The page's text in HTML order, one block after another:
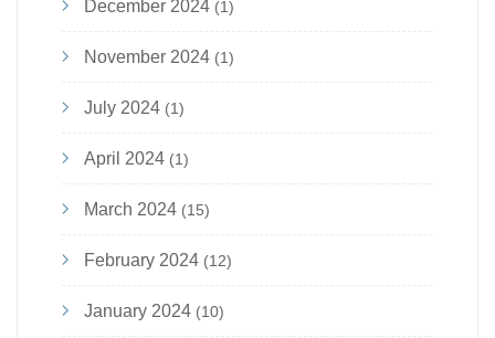
December 2024 (1)
November 2024 (1)
July 2024 (1)
April 2024 (1)
March 2024 (15)
February 2024 (12)
January 2024 (10)